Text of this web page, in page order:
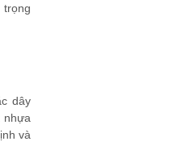
dây
nhựa
và